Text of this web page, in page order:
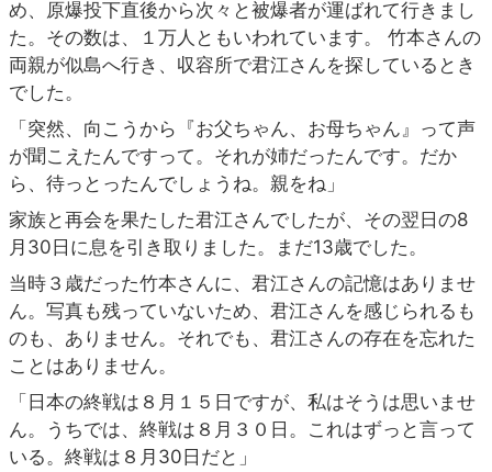
め、原爆投下直後から次々と被爆者が運ばれて行きまし
た。その数は、１万人ともいわれています。 竹本さんの
両親が似島へ行き、収容所で君江さんを探しているとき
でした。
「突然、向こうから『お父ちゃん、お母ちゃん』って声
が聞こえたんですって。それが姉だったんです。だか
ら、待っとったんでしょうね。親をね」
家族と再会を果たした君江さんでしたが、その翌日の8
月30日に息を引き取りました。まだ13歳でした。
当時３歳だった竹本さんに、君江さんの記憶はありませ
ん。写真も残っていないため、君江さんを感じられるも
のも、ありません。それでも、君江さんの存在を忘れた
ことはありません。
「日本の終戦は８月１５日ですが、私はそうは思いませ
ん。うちでは、終戦は８月３０日。これはずっと言って
いる。終戦は８月30日だと」